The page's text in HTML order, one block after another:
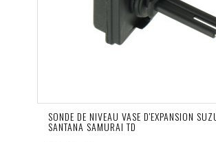
SONDE DE NIVEAU VASE D'EXPANSION
SANTANA SAMURAI TD